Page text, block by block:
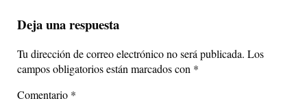
Deja una respuesta
Tu dirección de correo electrónico no será publicada. Los
campos obligatorios están marcados con *
Comentario *